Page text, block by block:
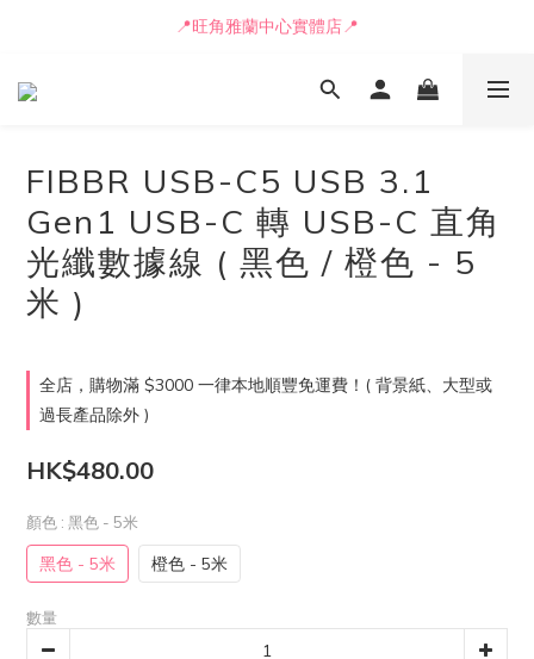
📒🖋️報價單 / 採購表格🖋️📒
📍旺角雅蘭中心實體店📍
🚛最快可即日安排貨車送到💨
FIBBR USB-C5 USB 3.1
Gen1 USB-C 轉 USB-C 直角
光纖數據線 ( 黑色 / 橙色 - 5
米 )
全店，購物滿 $3000 一律本地順豐免運費！( 背景紙、大型或
過長產品除外 )
HK$480.00
顏色 : 黑色 - 5米
黑色 - 5米 橙色 - 5米
數量